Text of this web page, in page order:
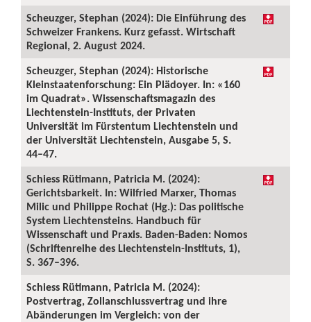
Scheuzger, Stephan (2024): Die Einführung des
Schweizer Frankens. Kurz gefasst. Wirtschaft
Regional, 2. August 2024.
Scheuzger, Stephan (2024): Historische
Kleinstaatenforschung: Ein Plädoyer. In: «160
im Quadrat». Wissenschaftsmagazin des
Liechtenstein-Instituts, der Privaten
Universität im Fürstentum Liechtenstein und
der Universität Liechtenstein, Ausgabe 5, S.
44–47.
Schiess Rütimann, Patricia M. (2024):
Gerichtsbarkeit. In: Wilfried Marxer, Thomas
Milic und Philippe Rochat (Hg.): Das politische
System Liechtensteins. Handbuch für
Wissenschaft und Praxis. Baden-Baden: Nomos
(Schriftenreihe des Liechtenstein-Instituts, 1),
S. 367–396.
Schiess Rütimann, Patricia M. (2024):
Postvertrag, Zollanschlussvertrag und ihre
Abänderungen im Vergleich: von der